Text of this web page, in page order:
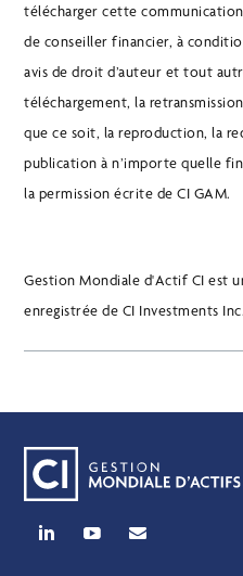
télécharger cette
de conseiller financier, à
avis de droit d’auteur et tout
téléchargement, la
que ce soit, la reproduction, la
publication à n’importe quelle
la permission écrite de CI GAM.
Gestion Mondiale d'Actif CI est
enregistrée de CI Investments Inc.